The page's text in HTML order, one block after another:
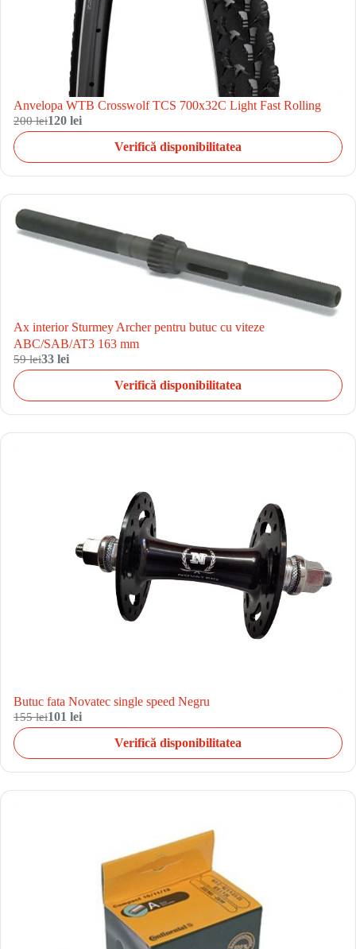
Anvelopa WTB Crosswolf TCS 700x32C Light Fast Rolling
200 lei120 lei
Verifică disponibilitatea
Ax interior Sturmey Archer pentru butuc cu viteze
ABC/SAB/AT3 163 mm
59 lei33 lei
Verifică disponibilitatea
Butuc fata Novatec single speed Negru
155 lei101 lei
Verifică disponibilitatea